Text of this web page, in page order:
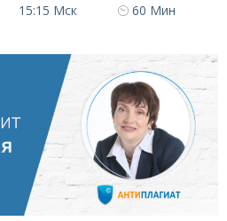
15:15 Мск 60 Мин